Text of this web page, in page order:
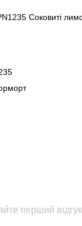
Соковиті
перший відгук